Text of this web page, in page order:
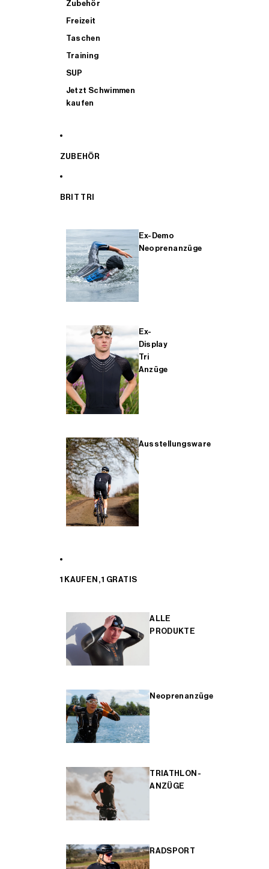
Zubehör
Freizeit
Taschen
Training
SUP
Jetzt Schwimmen
kaufen
ZUBEHÖR
BRIT TRI
Ex-Demo
Neoprenanzüge
Ex-
Display
Tri
Anzüge
Ausstellungsware
1 KAUFEN, 1 GRATIS
ALLE
PRODUKTE
Neoprenanzüge
TRIATHLON-
ANZÜGE
RADSPORT